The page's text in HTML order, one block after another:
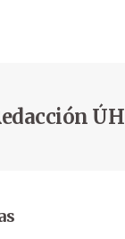
ÚH